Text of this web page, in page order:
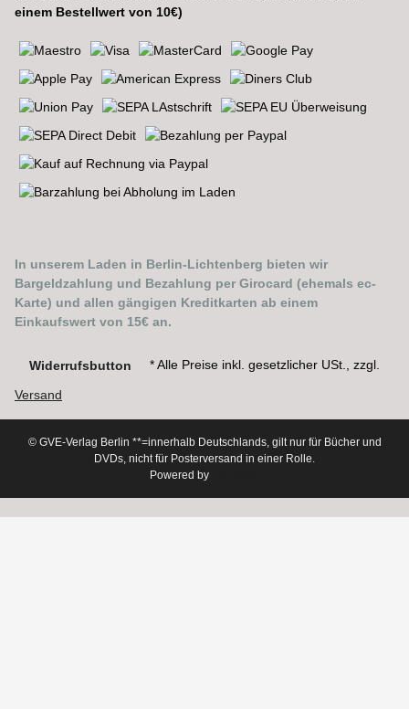
einem Bestellwert von 10€)
In unserem Laden in Berlin-Lichtenberg bieten wir
Bargeldzahlung und Bezahlung per Girocard (ehemals ec-
Karte) und allen gängigen Kreditkarten ab einem
Einkaufswert von 15€ an.
Widerrufsbutton * Alle Preise inkl. gesetzlicher USt., zzgl.
Versand
© GVE-Verlag Berlin **=innerhalb Deutschlands, gilt nur für Bücher und
DVDs, nicht für Posterversand in einer Rolle.
Powered by